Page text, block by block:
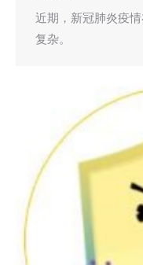
近期，新冠肺炎疫
复杂。